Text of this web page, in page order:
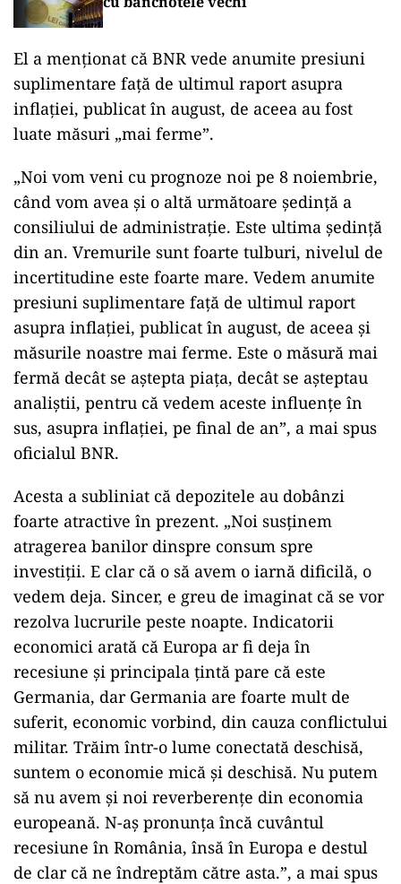
El a menţionat că BNR vede anumite presiuni
suplimentare faţă de ultimul raport asupra
inflaţiei, publicat în august, de aceea au fost
luate măsuri „mai ferme”.
„Noi vom veni cu prognoze noi pe 8 noiembrie,
când vom avea şi o altă următoare şedinţă a
consiliului de administraţie. Este ultima şedinţă
din an. Vremurile sunt foarte tulburi, nivelul de
incertitudine este foarte mare. Vedem anumite
presiuni suplimentare faţă de ultimul raport
asupra inflaţiei, publicat în august, de aceea şi
măsurile noastre mai ferme. Este o măsură mai
fermă decât se aştepta piaţa, decât se aşteptau
analiştii, pentru că vedem aceste influenţe în
sus, asupra inflaţiei, pe final de an”, a mai spus
oficialul BNR.
Acesta a subliniat că depozitele au dobânzi
foarte atractive în prezent. „Noi susţinem
atragerea banilor dinspre consum spre
investiţii. E clar că o să avem o iarnă dificilă, o
vedem deja. Sincer, e greu de imaginat că se vor
rezolva lucrurile peste noapte. Indicatorii
economici arată că Europa ar fi deja în
recesiune şi principala ţintă pare că este
Germania, dar Germania are foarte mult de
suferit, economic vorbind, din cauza conflictului
militar. Trăim într-o lume conectată deschisă,
suntem o economie mică şi deschisă. Nu putem
să nu avem şi noi reverberenţe din economia
europeană. N-aş pronunţa încă cuvântul
recesiune în România, însă în Europa e destul
de clar că ne îndreptăm către asta.”, a mai spus